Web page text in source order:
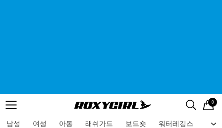
메뉴 검색
로고 0
남성 여성 아동 래쉬가드 보드숏 워터레깅스 비
메뉴